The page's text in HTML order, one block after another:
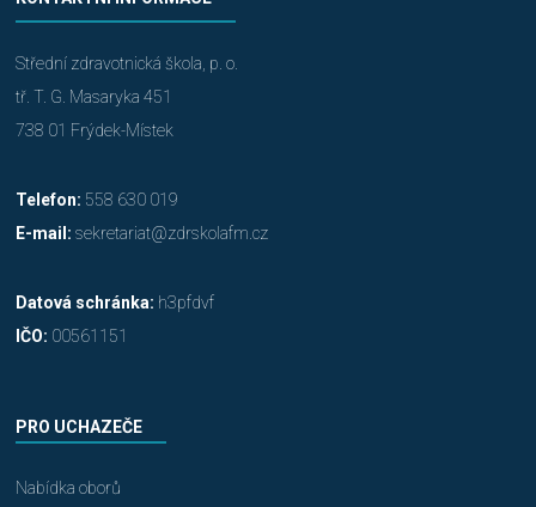
Střední zdravotnická škola, p. o.
tř. T. G. Masaryka 451
738 01 Frýdek-Místek
Telefon: 558 630 019
E-mail: sekretariat@zdrskolafm.cz
Datová schránka: h3pfdvf
IČO: 00561151
PRO UCHAZEČE
Nabídka oborů